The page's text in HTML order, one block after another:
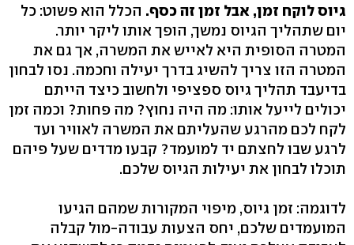
גיוס לוקח זמן, אבל זמן זה כסף. הכלל הוא פשוט: כל
יום שתהליך הגיוס נמשך, הופך אותו ליקר יותר.
המטרה הסופית היא לאייש את המשרה, אך גם את
המטרה הזו צריך להשיג בדרך יעילה וחכמה. נסו לבחון
בדיעבד תהליך גיוס ספציפי ולחשוב כיצד הייתם
יכולים לייעל אותו: מה היה נחוץ? מה פחות? וכמה זמן
לקח לכם מהרגע שהעליתם את המשרה לאוויר ועד
לרגע שבו לחצתם יד למועמד? קבעו מדדים שעל פיהם
תוכלו לבחון את יעילות הגיוס שלכם.
לדוגמה: זמן גיוס, מיפוי המקורות שמהם הגיעו
המועמדים שלכם, יחס הצעות עבודה-מול קבלה